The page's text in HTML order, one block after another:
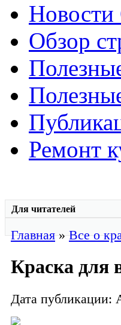
Обзор
Ремонт
Для читателей
Главная»Все о
Краска для
Дата публикации: